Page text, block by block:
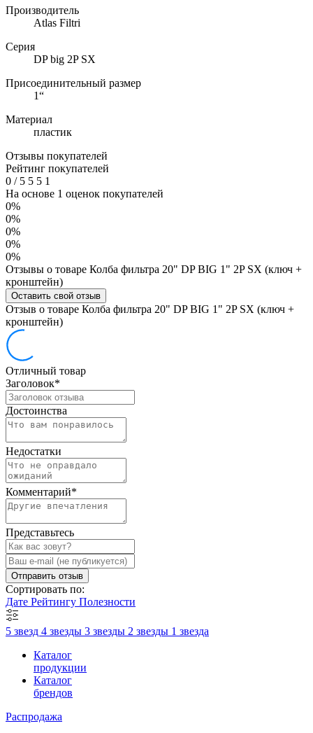
Производитель
Atlas Filtri
Серия
DP big 2P SX
Присоединительный размер
1“
Материал
пластик
Отзывы покупателей
Рейтинг покупателей
0 /5 5 5 1
На основе 1 оценок покупателей
0%
0%
0%
0%
0%
Отзывы о товаре Колба фильтра 20" DP BIG 1" 2P SX (ключ +
кронштейн)
Оставить свой отзыв
Отзыв о товаре Колба фильтра 20" DP BIG 1" 2P SX (ключ +
кронштейн)
Отличный товар
Заголовок*
Достоинства
Недостатки
Комментарий*
Представьтесь
Отправить отзыв
Сортировать по:
Дате Рейтингу Полезности
5 звезд 4 звезды 3 звезды 2 звезды 1 звезда
Каталог
продукции
Каталог
брендов
Распродажа